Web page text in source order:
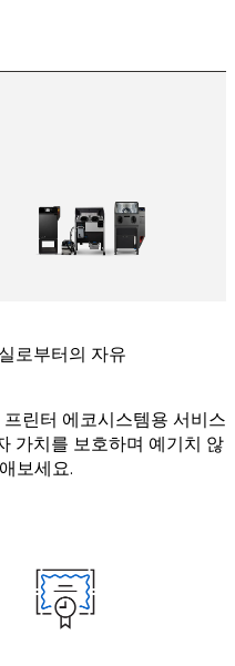
로부터의 자유
프린터 에코시스템용 서비스
가치를 보호하며 예기치 않
보세요.